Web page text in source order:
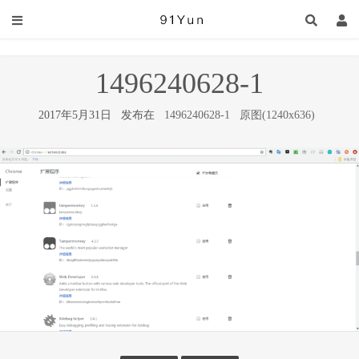
1496240628-1
2017年5月31日 发布在 1496240628-1 原图(1240x636)